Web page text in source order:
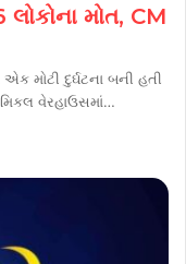
મોત, CM
મોટી દુર્ઘટના બની હતી
વેરહાઉસમાં…